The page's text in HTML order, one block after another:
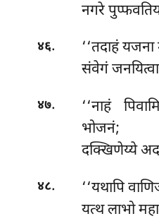
नगरे
४६. ‘‘तदाहंयजना
संवेगं
४७.
‘‘नाहं
भोजनं;
दक्खिणेय्ये
४८. ‘‘यथापि
यत्थ लाभो